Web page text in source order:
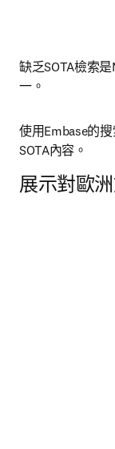
缺乏SOTA檢索
一。
使用Embase的
SOTA內容。
展示對歐